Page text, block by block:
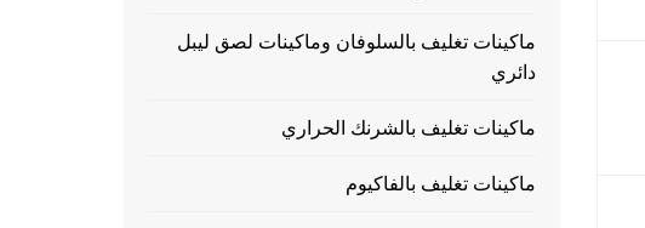
ماكينات تغليف بالسلوفان وماكينات لصق ليبل
دائري
ماكينات تغليف بالشرنك الحراري
ماكينات تغليف بالفاكيوم